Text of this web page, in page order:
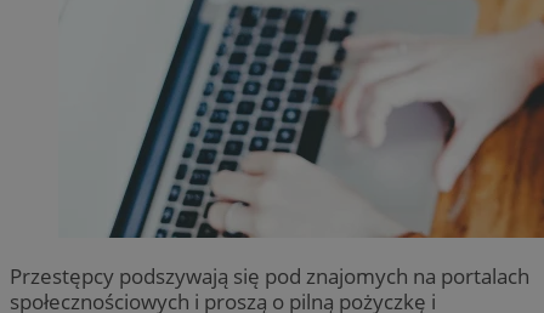
Przestępcy podszywają się pod znajomych na portalach
społecznościowych i proszą o pilną pożyczkę i